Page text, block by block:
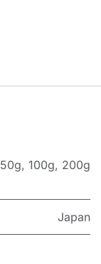
50g, 100g, 200g
Japan